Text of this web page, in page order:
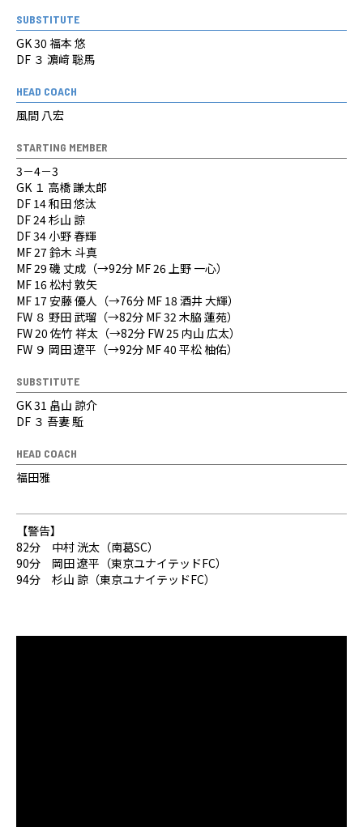
SUBSTITUTE
GK 30 福本 悠
DF ３ 濵﨑 聡馬
HEAD COACH
風間 八宏
STARTING MEMBER
3－4－3
GK １ 高橋 謙太郎
DF 14 和田 悠汰
DF 24 杉山 諒
DF 34 小野 春輝
MF 27 鈴木 斗真
MF 29 磯 丈成（→92分 MF 26 上野 一心）
MF 16 松村 敦矢
MF 17 安藤 優人（→76分 MF 18 酒井 大輝）
FW ８ 野田 武瑠（→82分 MF 32 木脇 蓮苑）
FW 20 佐竹 祥太（→82分 FW 25 内山 広太）
FW ９ 岡田 遼平（→92分 MF 40 平松 柚佑）
SUBSTITUTE
GK 31 畠山 諒介
DF ３ 吾妻 駈
HEAD COACH
福田雅
【警告】
82分 中村 洸太（南葛SC）
90分 岡田 遼平（東京ユナイテッドFC）
94分 杉山 諒（東京ユナイテッドFC）